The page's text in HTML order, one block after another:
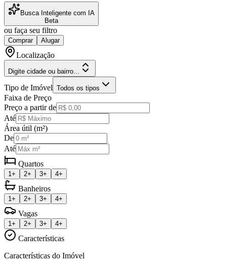
Busca Inteligente com IA
Beta
ou faça seu filtro
Comprar Alugar
Localização
Digite cidade ou bairro...
Tipo de Imóvel Todos os tipos
Faixa de Preço
Preço a partir de
Até
Área útil (m²)
De
Até
Quartos
1+ 2+ 3+ 4+
Banheiros
1+ 2+ 3+ 4+
Vagas
1+ 2+ 3+ 4+
Características
Características do Imóvel